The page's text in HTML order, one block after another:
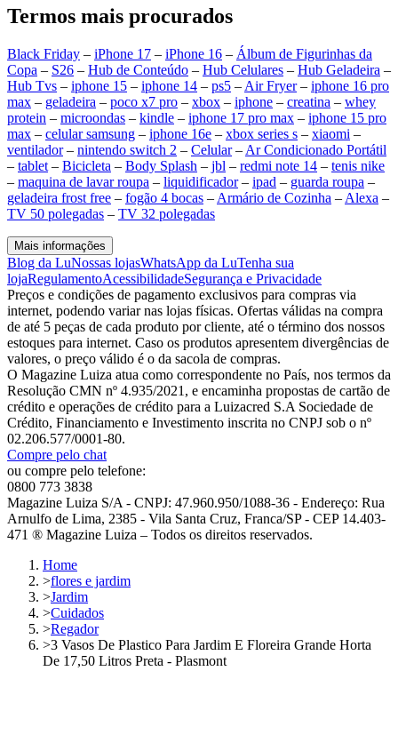
Termos mais procurados
Black Friday – iPhone 17 – iPhone 16 – Álbum de Figurinhas da
Copa – S26 – Hub de Conteúdo – Hub Celulares – Hub Geladeira –
Hub Tvs – iphone 15 – iphone 14 – ps5 – Air Fryer– iphone 16 pro
max – geladeira – poco x7 pro – xbox – iphone – creatina – whey
protein – microondas – kindle – iphone 17 pro max – iphone 15 pro
max – celular samsung – iphone 16e – xbox series s – xiaomi –
ventilador– nintendo switch 2 – Celular– Ar Condicionado Portátil
– tablet – Bicicleta – Body Splash – jbl – redmi note 14 – tenis nike
– maquina de lavar roupa – liquidificador– ipad – guarda roupa –
geladeira frost free – fogão 4 bocas – Armário de Cozinha – Alexa –
TV 50 polegadas – TV 32 polegadas
Mais informações
Blog da LuNossas lojasWhatsApp da LuTenha sua
lojaRegulamentoAcessibilidadeSegurança e Privacidade
Preços e condições de pagamento exclusivos para compras via
internet, podendo variar nas lojas físicas. Ofertas válidas na compra
de até 5 peças de cada produto por cliente, até o término dos nossos
estoques para internet. Caso os produtos apresentem divergências de
valores, o preço válido é o da sacola de compras.
O Magazine Luiza atua como correspondente no País, nos termos da
Resolução CMN nº 4.935/2021, e encaminha propostas de cartão de
crédito e operações de crédito para a Luizacred S.A Sociedade de
Crédito, Financiamento e Investimento inscrita no CNPJ sob o nº
02.206.577/0001-80.
Compre pelo chat
ou compre pelo telefone:
0800 773 3838
Magazine Luiza S/A - CNPJ: 47.960.950/1088-36 - Endereço: Rua
Arnulfo de Lima, 2385 - Vila Santa Cruz, Franca/SP - CEP 14.403-
471 ® Magazine Luiza – Todos os direitos reservados.
Home
>flores e jardim
>Jardim
>Cuidados
>Regador
>3 Vasos De Plastico Para Jardim E Floreira Grande Horta
De 17,50 Litros Preta - Plasmont